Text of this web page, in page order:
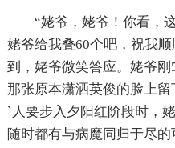
“姥爷，姥爷！你看，
姥爷给我叠60个吧，祝我
到，姥爷微笑答应。姥爷
那张原本潇洒英俊的脸上
`人要步入夕阳红阶段时，
随时都有与病魔同归于尽的